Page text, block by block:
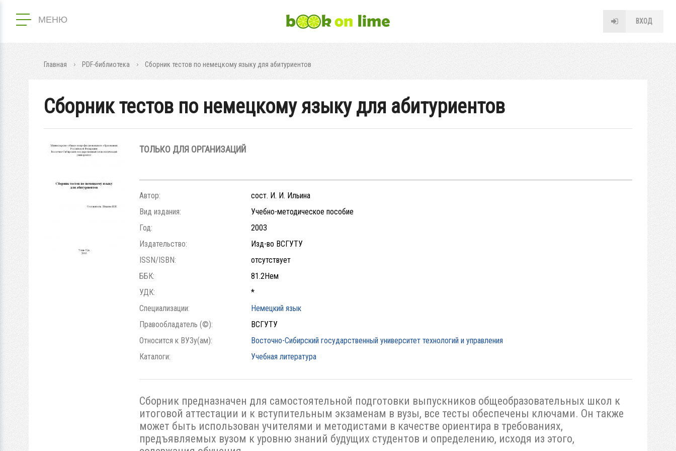
МЕНЮ ВХОД
Главная PDF-библиотека Сборник тестов по немецкому языку для абитуриентов
Сборник тестов по немецкому языку для абитуриентов
ТОЛЬКО ДЛЯ ОРГАНИЗАЦИЙ
Автор:
сост. И. И. Ильина
Вид издания:
Учебно-методическое пособие
Год:
2003
Издательство:
Изд-во ВСГУТУ
ISSN/ISBN:
отсутствует
ББК:
81.2Нем
УДК:
*
Специализации:
Немецкий язык
Правообладатель (©):
ВСГУТУ
Относится к ВУЗу(ам):
Восточно-Сибирский государственный университет технологий и управления
Каталоги:
Учебная литература
Сборник предназначен для самостоятельной подготовки выпускников общеобразовательных школ к
итоговой аттестации и к вступительным экзаменам в вузы, все тесты обеспечены ключами. Он также
может быть использован учителями и методистами в качестве ориентира в требованиях,
предъявляемых вузом к уровню знаний будущих студентов и определению, исходя из этого,